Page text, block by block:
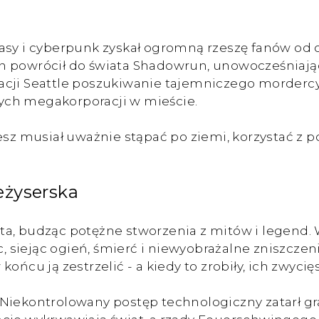
i cyberpunk zyskał ogromną rzeszę fanów
do świata Shadowrun,
Seattle poszukiwanie tajemniczego
megakorporacji w mieście.
musiał uważnie stąpać po ziemi, korzystać z
budząc potężne stworzenia z mitów i
siejąc ogień, śmierć i niewyobrażalne
ją zestrzelić - a kiedy to zrobiły, ich
postęp technologiczny zatarł